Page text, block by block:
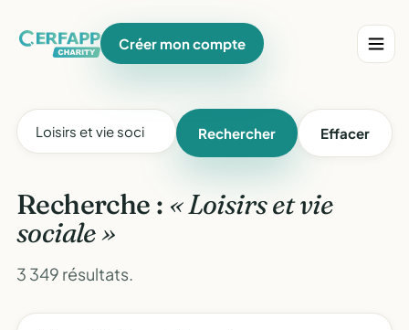
Créer mon compte
Rechercher Effacer
Recherche : « Loisirs et vie
sociale »
3 349 résultats.